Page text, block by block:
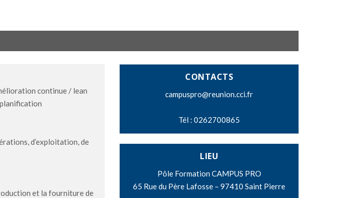
continue / lean
d’exploitation, de
et la fourniture de
CONTACTS
campuspro@reunion.cci.fr
Tél : 0262700865
LIEU
Pôle Formation CAMPUS PRO
65 Rue du Père Lafosse – 97410 Saint Pierre